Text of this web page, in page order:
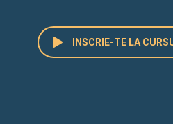
INSCRIE-TE LA